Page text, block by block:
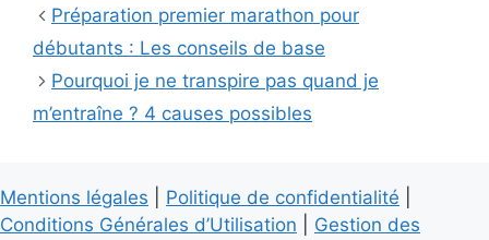
Préparation premier marathon pour
débutants : Les conseils de base
Pourquoi je ne transpire pas quand je
m’entraîne ? 4 causes possibles
Mentions légales Politique de confidentialité
Conditions Générales d’Utilisation
Gestion des